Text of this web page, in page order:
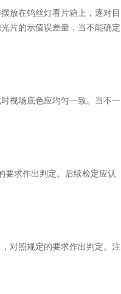
放在钨丝灯看片箱上，逐对目
片的示值误差量，当不能确定
视场底色应均匀一致。当不一
求作出判定。后续检定应认
对照规定的要求作出判定。注